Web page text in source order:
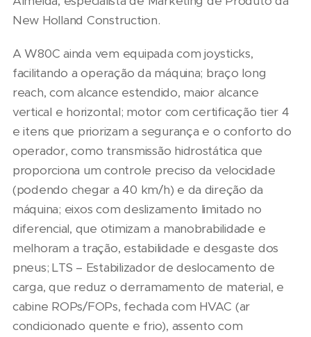
New Holland Construction.
A W80C ainda vem equipada com joysticks,
facilitando a operação da máquina; braço long
reach, com alcance estendido, maior alcance
vertical e horizontal; motor com certificação tier 4
e itens que priorizam a segurança e o conforto do
operador, como transmissão hidrostática que
proporciona um controle preciso da velocidade
(podendo chegar a 40 km/h) e da direção da
máquina; eixos com deslizamento limitado no
diferencial, que otimizam a manobrabilidade e
melhoram a tração, estabilidade e desgaste dos
pneus; LTS – Estabilizador de deslocamento de
carga, que reduz o derramamento de material, e
cabine ROPs/FOPs, fechada com HVAC (ar
condicionado quente e frio), assento com